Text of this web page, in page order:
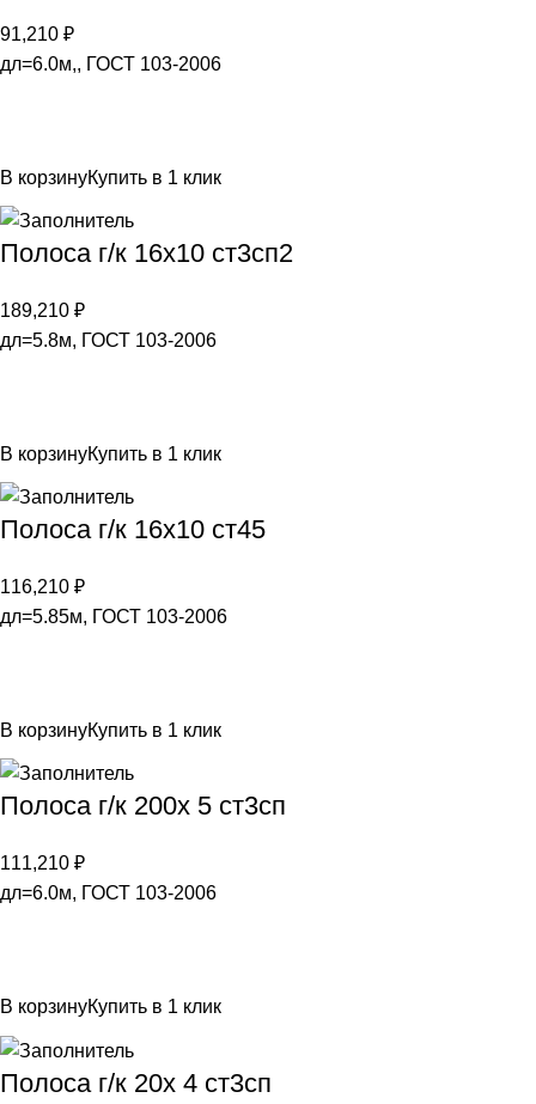
91,210 ₽
дл=6.0м,, ГОСТ 103-2006
В корзинуКупить в 1 клик
Полоса г/к 16х10 ст3сп2
189,210 ₽
дл=5.8м, ГОСТ 103-2006
В корзинуКупить в 1 клик
Полоса г/к 16х10 ст45
116,210 ₽
дл=5.85м, ГОСТ 103-2006
В корзинуКупить в 1 клик
Полоса г/к 200х 5 ст3сп
111,210 ₽
дл=6.0м, ГОСТ 103-2006
В корзинуКупить в 1 клик
Полоса г/к 20х 4 ст3сп